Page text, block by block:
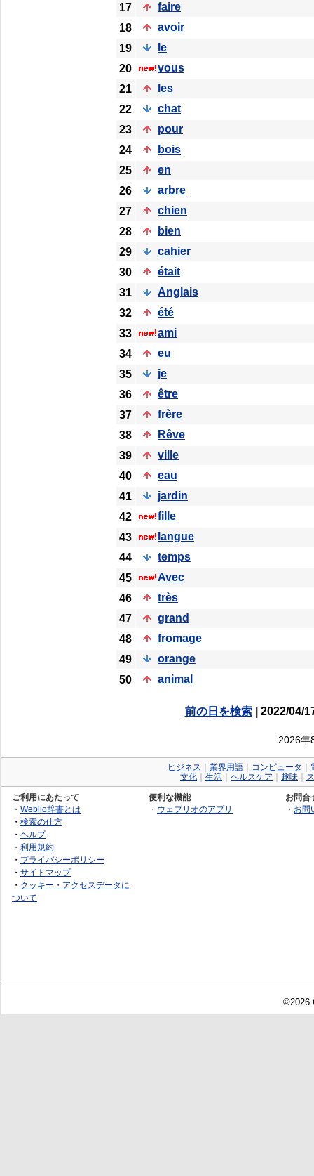
17
faire
18
avoir
19
le
20
vous
21
les
22
chat
23
pour
24
bois
25
en
26
arbre
27
chien
28
bien
29
cahier
30
était
31
Anglais
32
été
33
ami
34
eu
35
je
36
être
37
frère
38
Rêve
39
ville
40
eau
41
jardin
42
fille
43
langue
44
temps
45
Avec
46
très
47
grand
48
fromage
49
orange
50
animal
前の日を検索| 2022/04/
2026年
ビジネス 業界用語 コンピュータ
文化
生活 ヘルスケア 趣味
ご利用にあたって
・ Weblio辞書とは
・ 検索の仕方
・ ヘルプ
・ 利用規約
・ プライバシーポリシー
・ サイトマップ
・ クッキー・アクセスデータに
ついて
便利な機能
・ ウェブリオのアプリ
お問合
・ お問
©2026